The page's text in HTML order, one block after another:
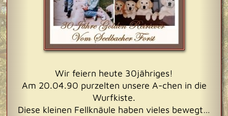
Wir feiern heute 30jähriges!
Am 20.04.90 purzelten unsere A-chen in die
Wurfkiste.
Diese kleinen Fellknäule haben vieles bewegt…